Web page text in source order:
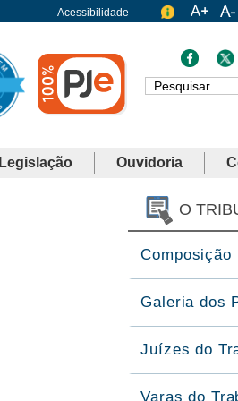
Acessibilidade
Busca
Legislação Ouvidoria
O
Composição
Galeria dos
Juízes do
Varas do